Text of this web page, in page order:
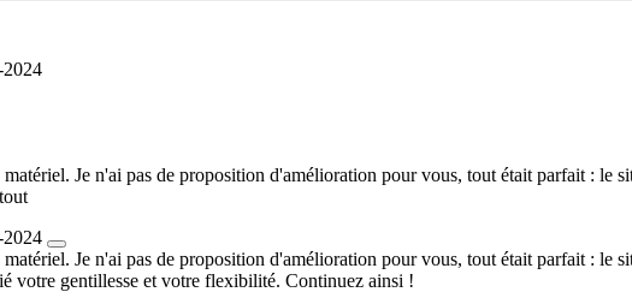
Je n'ai pas de proposition d'amélioration pour vous, tout était parfait : le
Je n'ai pas de proposition d'amélioration pour vous, tout était parfait : le
votre gentillesse et votre flexibilité. Continuez ainsi !